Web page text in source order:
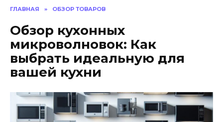
ГЛАВНАЯ » ОБЗОР ТОВАРОВ
Обзор кухонных
микроволновок: Как
выбрать идеальную для
вашей кухни